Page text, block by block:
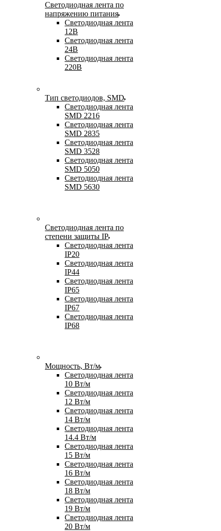
Светодиодная лента по
напряжению питания
Светодиодная лента
12В
Светодиодная лента
24В
Светодиодная лента
220В
Тип светодиодов, SMD
Cветодиодная лента
SMD 2216
Светодиодная лента
SMD 2835
Светодиодная лента
SMD 3528
Светодиодная лента
SMD 5050
Светодиодная лента
SMD 5630
Светодиодная лента по
степени защиты IP
Светодиодная лента
IP20
Светодиодная лента
IP44
Светодиодная лента
IP65
Светодиодная лента
IP67
Светодиодная лента
IP68
Мощность, Вт/м
Светодиодная лента
10 Вт/м
Светодиодная лента
12 Вт/м
Светодиодная лента
14 Вт/м
Светодиодная лента
14.4 Вт/м
Светодиодная лента
15 Вт/м
Светодиодная лента
16 Вт/м
Светодиодная лента
18 Вт/м
Светодиодная лента
19 Вт/м
Светодиодная лента
20 Вт/м